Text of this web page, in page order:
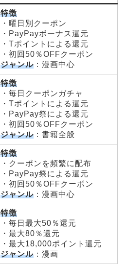
特徴
・曜日別クーポン
・PayPayボーナス還元
・Tポイントによる還元
・初回50％OFFクーポン
ジャンル ：漫画中心
特徴
・毎日クーポンガチャ
・Tポイントによる還元
・PayPay祭による還元
・初回50％OFFクーポン
ジャンル ：書籍全般
特徴
・クーポンを頻繁に配布
・PayPay祭による還元
・初回50％OFFクーポン
ジャンル ：漫画中心
特徴
・毎日最大50％還元
・最大80％還元
・最大18,000ポイント還元
ジャンル ：漫画